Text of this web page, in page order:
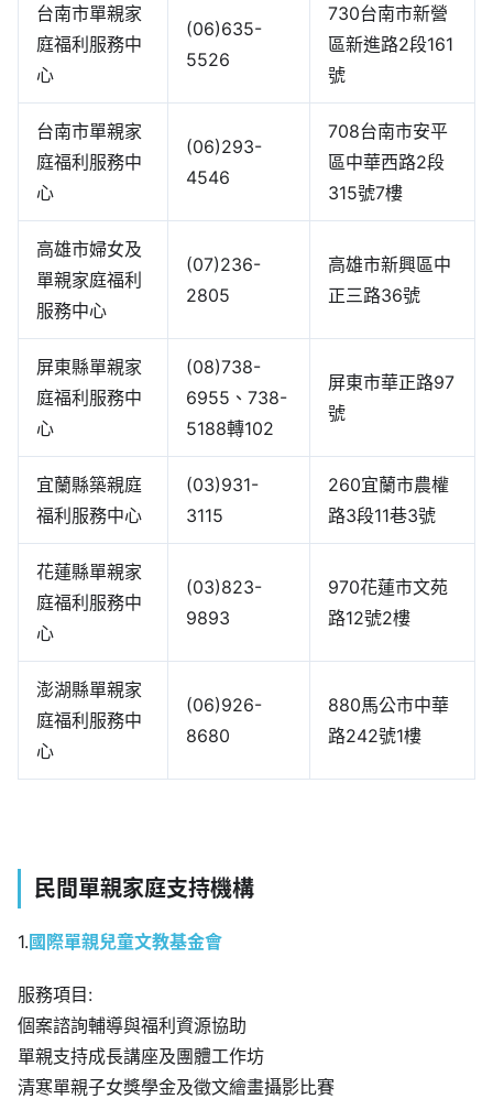
台南市單親家
庭福利服務中
心
(06)635-
5526
730台南市新營
區新進路2段161
號
台南市單親家
庭福利服務中
心
(06)293-
4546
708台南市安平
區中華西路2段
315號7樓
高雄市婦女及
單親家庭福利
服務中心
(07)236-
2805
高雄市新興區中
正三路36號
屏東縣單親家
庭福利服務中
心
(08)738-
6955、738-
5188轉102
屏東市華正路97
號
宜蘭縣築親庭
福利服務中心
(03)931-
3115
260宜蘭市農權
路3段11巷3號
花蓮縣單親家
庭福利服務中
心
(03)823-
9893
970花蓮市文苑
路12號2樓
澎湖縣單親家
庭福利服務中
心
(06)926-
8680
880馬公市中華
路242號1樓
民間單親家庭支持機構
1.國際單親兒童文教基金會
服務項目:
個案諮詢輔導與福利資源協助
單親支持成長講座及團體工作坊
清寒單親子女獎學金及徵文繪畫攝影比賽